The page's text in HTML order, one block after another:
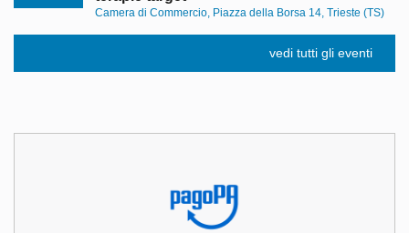
Camera di Commercio, Piazza della Borsa 14, Trieste (TS)
vedi tutti gli eventi